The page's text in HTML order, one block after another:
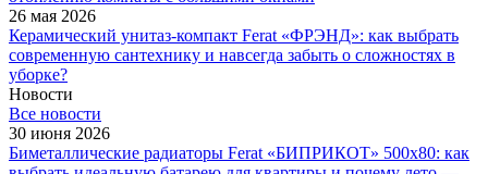
26 мая 2026
Керамический унитаз-компакт Ferat «ФРЭНД»: как выбрать
современную сантехнику и навсегда забыть о сложностях в
уборке?
Новости
Все новости
30 июня 2026
Биметаллические радиаторы Ferat «БИПРИКОТ» 500x80: как